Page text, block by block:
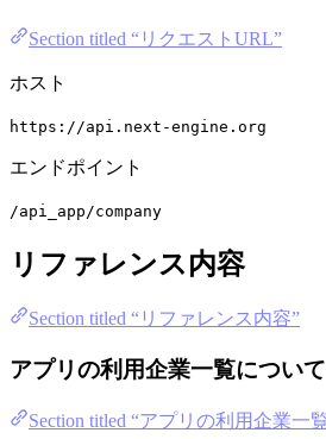
Section titled “リクエストURL”
ホスト
https://api.next-engine.org
エンドポイント
/api_app/company
リファレンス内容
Section titled “リファレンス内容”
アプリの利用企業一覧について
Section titled “アプリの利用企業一